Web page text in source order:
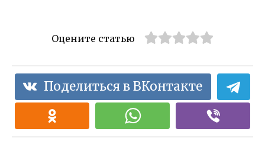
Оцените статью
Поделиться в ВКонтакте